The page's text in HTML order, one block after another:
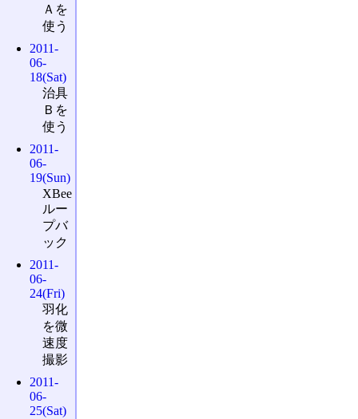
Ａを
使う
2011-
06-
18(Sat)
治具
Ｂを
使う
2011-
06-
19(Sun)
XBee
ルー
プバ
ック
2011-
06-
24(Fri)
羽化
を微
速度
撮影
2011-
06-
25(Sat)